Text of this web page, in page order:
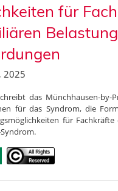
für
2025
das Münchhausen-
für das Syndrom, die
für